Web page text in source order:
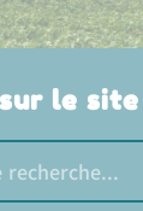
le site